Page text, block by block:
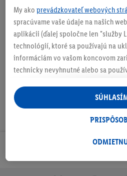
O produkte
My ako prevádzkovateľ webových
spracúvame vaše údaje na našich
aplikácii (ďalej spoločne len "služby
technológií, ktoré sa používajú na
informáciám vo vašom koncovom
technicky nevyhnutné alebo sa
personalizovanú reklamu v rámci
ste účastníkom programu Lidl Plus,
aj údaje z vášho nákupného
následne si vytvoríte účet Lidl Plus